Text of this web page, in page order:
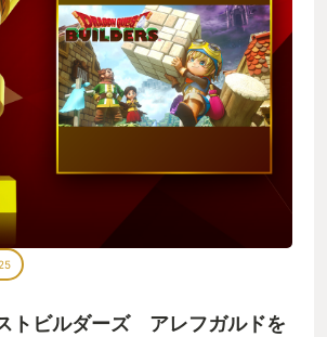
トビルダーズ アレフガルドを